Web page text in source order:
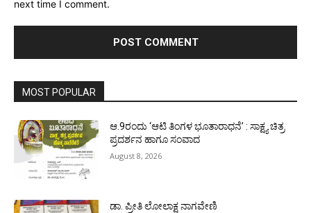
next time I comment.
MOST POPULAR
ಆ.9ರಂದು ‘ಆಟಿ ತಿಂಗಳ ಭೂತಾರಾಧನೆ’ : ಸಾಕ್ಷ್ಯ ಚಿತ್ರ
ಪ್ರದರ್ಶನ ಹಾಗೂ ಸಂವಾದ
August 8, 2026
ಡಾ. ಪ್ರೀತಿ ಲೋಲಾಕ್ಷ ನಾಗವೇಣಿ